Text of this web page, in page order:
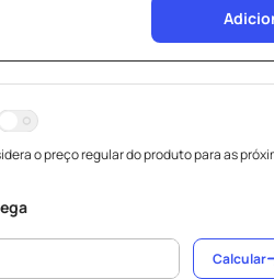
o preço regular do produto para as
Calcular